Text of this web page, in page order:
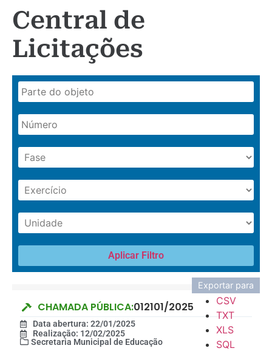
Central de
Licitações
Aplicar Filtro
Exportar para
CSV
TXT
XLS
SQL
CHAMADA PÚBLICA:012101/2025
Data abertura: 22/01/2025
Realização: 12/02/2025
Secretaria Municipal de Educação